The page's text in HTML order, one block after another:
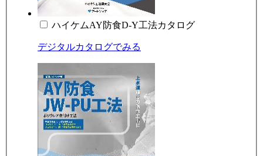
ハイケムAY防食D-Y工法カタログ
デジタルカタログでみる